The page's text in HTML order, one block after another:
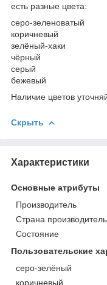
есть разные цвета:
серо-зеленоватый
коричневый
зелёный-хаки
чёрный
серый
бежевый
Наличие цветов
Скрыть
Характеристики
Основные атрибуты
Производитель
Страна производитель
Состояние
Пользовательские
серо-зелёный
коричневый